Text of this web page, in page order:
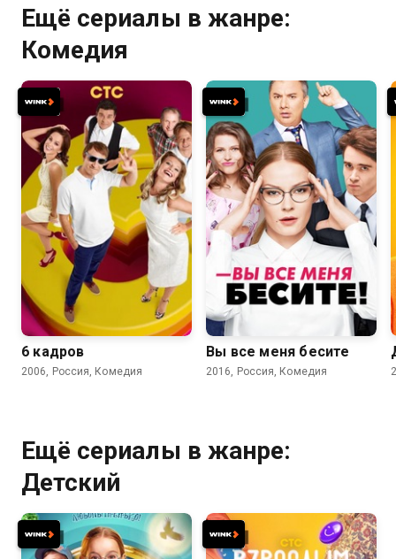
Ещё сериалы в жанре:
Комедия
6.2 5.3
6 кадров
2006, Россия, Комедия
7.4 6.5
Вы все меня бесите
2016, Россия, Комедия
Ещё сериалы в жанре:
Детский